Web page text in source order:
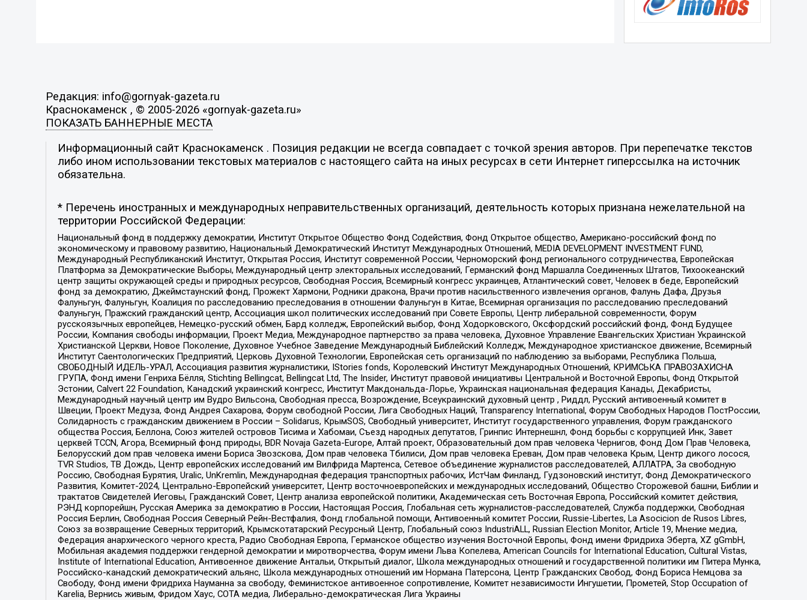
Редакция: info@gornyak-gazeta.ru
Краснокаменск , © 2005-2026 «gornyak-gazeta.ru»
ПОКАЗАТЬ БАННЕРНЫЕ МЕСТА
Информационный сайт Краснокаменск . Позиция редакции не всегда совпадает с точкой зрения авторов. При перепечатке текстов
либо ином использовании текстовых материалов с настоящего сайта на иных ресурсах в сети Интернет гиперссылка на источник
обязательна.
* Перечень иностранных и международных неправительственных организаций, деятельность которых признана нежелательной на
территории Российской Федерации:
Национальный фонд в поддержку демократии, Институт Открытое Общество Фонд Содействия, Фонд Открытое общество, Американо-российский фонд по
экономическому и правовому развитию, Национальный Демократический Институт Международных Отношений, MEDIA DEVELOPMENT INVESTMENT FUND,
Международный Республиканский Институт, Открытая Россия, Институт современной России, Черноморский фонд регионального сотрудничества, Европейская
Платформа за Демократические Выборы, Международный центр электоральных исследований, Германский фонд Маршалла Соединенных Штатов, Тихоокеанский
центр защиты окружающей среды и природных ресурсов, Свободная Россия, Всемирный конгресс украинцев, Атлантический совет, Человек в беде, Европейский
фонд за демократию, Джеймстаунский фонд, Прожект Хармони, Родники дракона, Врачи против насильственного извлечения органов, Фалунь Дафа, Друзья
Фалуньгун, Фалуньгун, Коалиция по расследованию преследования в отношении Фалуньгун в Китае, Всемирная организация по расследованию преследований
Фалуньгун, Пражский гражданский центр, Ассоциация школ политических исследований при Совете Европы, Центр либеральной современности, Форум
русскоязычных европейцев, Немецко-русский обмен, Бард колледж, Европейский выбор, Фонд Ходорковского, Оксфордский российский фонд, Фонд Будущее
России, Компания свободы информации, Проект Медиа, Международное партнерство за права человека, Духовное Управление Евангельских Христиан Украинской
Христианской Церкви, Новое Поколение, Духовное Учебное Заведение Международный Библейский Колледж, Международное христианское движение, Всемирный
Институт Саентологических Предприятий, Церковь Духовной Технологии, Европейская сеть организаций по наблюдению за выборами, Республика Польша,
СВОБОДНЫЙ ИДЕЛЬ-УРАЛ, Ассоциация развития журналистики, IStories fonds, Королевский Институт Международных Отношений, КРИМСЬКА ПРАВОЗАХИСНА
ГРУПА, Фонд имени Генриха Бёлля, Stichting Bellingcat, Bellingcat Ltd, The Insider, Институт правовой инициативы Центральной и Восточной Европы, Фонд Открытой
Эстонии, Calvert 22 Foundation, Канадский украинский конгресс, Институт Макдональда-Лорье, Украинская национальная федерация Канады, Декабристы,
Международный научный центр им Вудро Вильсона, Свободная пресса, Возрождение, Всеукраинский духовный центр , Риддл, Русский антивоенный комитет в
Швеции, Проект Медуза, Фонд Андрея Сахарова, Форум свободной России, Лига Свободных Наций, Transparеncy International, Форум Свободных Народов ПостРоссии,
Солидарность с гражданским движением в России – Solidarus, КрымSOS, Свободный университет, Институт государственного управления, Форум гражданского
общества Россия, Беллона, Союз жителей островов Тисима и Хабомаи, Съезд народных депутатов, Гринпис Интернешнл, Фонд борьбы с коррупцией Инк, Завет
церквей TCCN, Агора, Всемирный фонд природы, BDR Novaja Gazeta-Europe, Алтай проект, Образовательный дом прав человека Чернигов, Фонд Дом Прав Человека,
Белорусский дом прав человека имени Бориса Звозскова, Дом прав человека Тбилиси, Дом прав человека Ереван, Дом прав человека Крым, Центр дикого лосося,
TVR Studios, ТВ Дождь, Центр европейских исследований им Вилфрида Мартенса, Сетевое объединение журналистов расследователей, АЛЛАТРА, За свободную
Россию, Свободная Бурятия, Uralic, UnKremlin, Международная федерация транспортных рабочих, ИстЧам Финланд, Гудзоновский институт, Фонд Демократического
Развития, Комитет-2024, Центрально-Европейский университет, Центр восточноевропейских и международных исследований, Общество Сторожевой башни, Библии и
трактатов Свидетелей Иеговы, Гражданский Совет, Центр анализа европейской политики, Академическая сеть Восточная Европа, Российский комитет действия,
РЭНД корпорейшн, Русская Америка за демократию в России, Настоящая Россия, Глобальная сеть журналистов-расследователей, Служба поддержки, Свободная
Россия Берлин, Свободная Россия Северный Рейн-Вестфалия, Фонд глобальной помощи, Антивоенный комитет России, Russie-Libertes, La Asocicion de Rusos Libres,
Союз за возвращение Северных территорий, Крымскотатарский Ресурсный Центр, Глобальный союз IndustriALL, Russian Election Monitor, Article 19, Мнение медиа,
Федерация анархического черного креста, Радио Свободная Европа, Германское общество изучения Восточной Европы, Фонд имени Фридриха Эберта, XZ gGmbH,
Мобильная академия поддержки гендерной демократии и миротворчества, Форум имени Льва Копелева, American Councils for International Education, Cultural Vistas,
Institute of International Education, Антивоенное движение Антальи, Открытый диалог, Школа международных отношений и государственной политики им Питера Мунка,
Российско-канадский демократический альянс, Школа международных отношений им Нормана Патерсона, Центр Гражданских Свобод, Фонд Бориса Немцова за
Свободу, Фонд имени Фридриха Науманна за свободу, Феминистское антивоенное сопротивление, Комитет независимости Ингушетии, Прометей, Stop Occupation of
Karelia, Вернись живым, Фридом Хаус, СОТА медиа, Либерально-демократическая Лига Украины